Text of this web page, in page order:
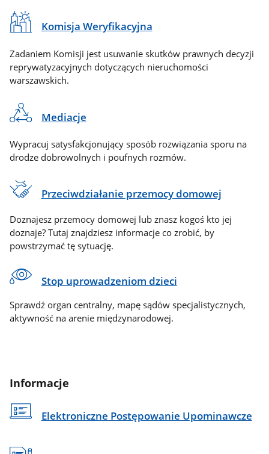
Komisja Weryfikacyjna
Zadaniem Komisji jest usuwanie skutków prawnych decyzji
reprywatyzacyjnych dotyczących nieruchomości
warszawskich.
Mediacje
Wypracuj satysfakcjonujący sposób rozwiązania sporu na
drodze dobrowolnych i poufnych rozmów.
Przeciwdziałanie przemocy domowej
Doznajesz przemocy domowej lub znasz kogoś kto jej
doznaje? Tutaj znajdziesz informacje co zrobić, by
powstrzymać tę sytuację.
Stop uprowadzeniom dzieci
Sprawdź organ centralny, mapę sądów specjalistycznych,
aktywność na arenie międzynarodowej.
Informacje
Elektroniczne Postępowanie Upominawcze